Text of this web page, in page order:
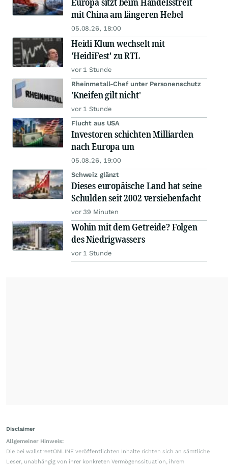
mit China am längeren Hebel
05.08.26, 18:00
Heidi Klum wechselt mit
'HeidiFest' zu RTL
vor 1 Stunde
Rheinmetall-Chef unter Personenschutz
'Kneifen gilt nicht'
vor 1 Stunde
Flucht aus USA
Investoren schichten Milliarden
nach Europa um
05.08.26, 19:00
Schweiz glänzt
Dieses europäische Land hat seine
Schulden seit 2002 versiebenfacht
vor 39 Minuten
Wohin mit dem Getreide? Folgen
des Niedrigwassers
vor 1 Stunde
Disclaimer
Allgemeiner Hinweis:
Die bei wallstreetONLINE veröffentlichten Inhalte richten sich an sämtliche
Leser, unabhängig von ihrer konkreten Vermögenssituation, ihrem